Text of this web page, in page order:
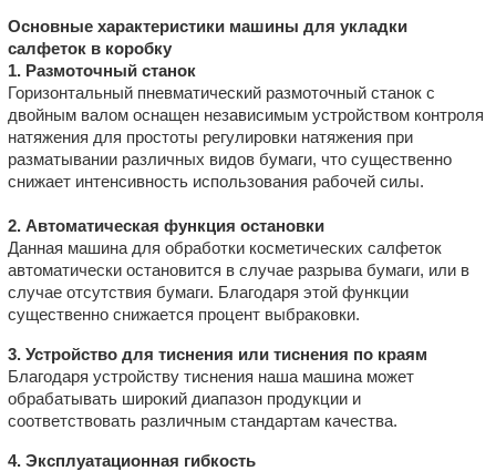
Основные характеристики машины для укладки
салфеток в коробку
1. Размоточный станок
Горизонтальный пневматический размоточный станок с
двойным валом оснащен независимым устройством контроля
натяжения для простоты регулировки натяжения при
разматывании различных видов бумаги, что существенно
снижает интенсивность использования рабочей силы.
2. Автоматическая функция остановки
Данная машина для обработки косметических салфеток
автоматически остановится в случае разрыва бумаги, или в
случае отсутствия бумаги. Благодаря этой функции
существенно снижается процент выбраковки.
3. Устройство для тиснения или тиснения по краям
Благодаря устройству тиснения наша машина может
обрабатывать широкий диапазон продукции и
соответствовать различным стандартам качества.
4. Эксплуатационная гибкость